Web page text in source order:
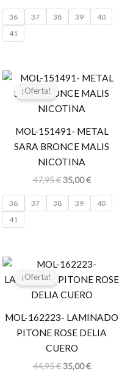
36 37 38 39
40
41
¡Oferta!
MOL-151491- METAL
SARA BRONCE MALIS
NICOTINA
47,95€
El
original
era:
35,00€
El
actual
36 37 38 39
40
41
¡Oferta!
MOL-162223- LAMINADO
PITONE ROSE DELIA
CUERO
44,95€
El
original
era:
35,00€
El
actual
es: